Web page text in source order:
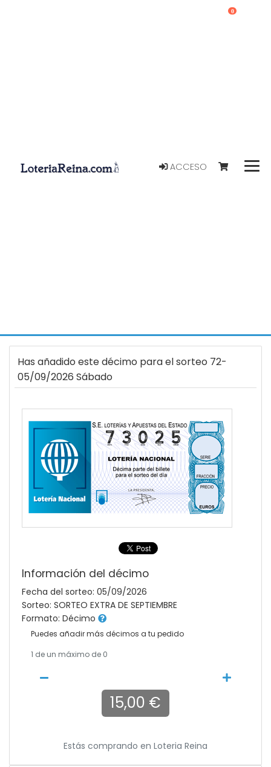
ACCESO
0
Has añadido este décimo para el sorteo 72-
05/09/2026 Sábado
Información del décimo
Fecha del sorteo: 05/09/2026
Sorteo: SORTEO EXTRA DE SEPTIEMBRE
Formato: Décimo
Puedes añadir más décimos a tu pedido
1 de un máximo de 0
15,00 €
Estás comprando en Loteria Reina